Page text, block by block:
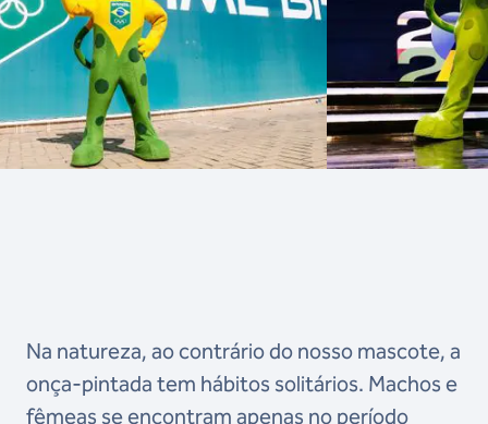
Na natureza, ao contrário do nosso mascote, a
onça-pintada tem hábitos solitários. Machos e
fêmeas se encontram apenas no período